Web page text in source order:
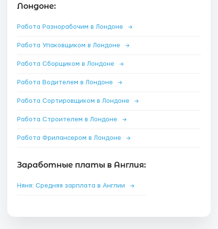
Лондоне:
Работа Разнорабочим в Лондоне →
Работа Упаковщиком в Лондоне →
Работа Сборщиком в Лондоне →
Работа Водителем в Лондоне →
Работа Сортировщиком в Лондоне →
Работа Строителем в Лондоне →
Работа Фрилансером в Лондоне →
Заработные платы в Англия:
Няня: Средняя зарплата в Англии →